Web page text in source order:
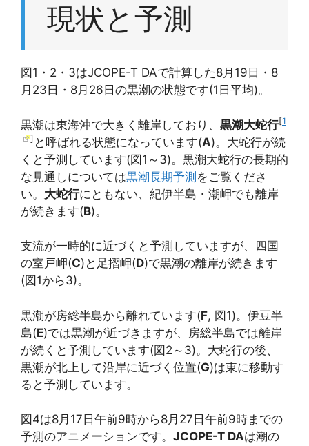
現状と予測
図1・2・3はJCOPE-T DAで計算した8月19日・8
月23日・8月26日の黒潮の状態です(1日平均)。
黒潮は東海沖で大きく離岸しており、 黒潮大蛇行[1
] と呼ばれる状態になっています(A)。大蛇行が続
くと予測しています(図1～3)。黒潮大蛇行の長期的
な見通しについては黒潮長期予測をご覧くださ
い。 大蛇行にともない、紀伊半島・潮岬でも離岸
が続きます(B)。
支流が一時的に近づくと予測していますが、四国
の室戸岬(C)と足摺岬(D)で黒潮の離岸が続きます
(図1から3)。
黒潮が房総半島から離れています(F, 図1)。伊豆半
島(E)では黒潮が近づきますが、房総半島では離岸
が続くと予測しています(図2～3)。大蛇行の後、
黒潮が北上して沿岸に近づく位置(G)は東に移動す
ると予測しています。
図4は8月17日午前9時から8月27日午前9時までの
予測のアニメーションです。 JCOPE-T DAは潮の